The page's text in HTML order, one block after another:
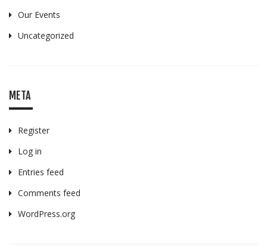
Our Events
Uncategorized
META
Register
Log in
Entries feed
Comments feed
WordPress.org